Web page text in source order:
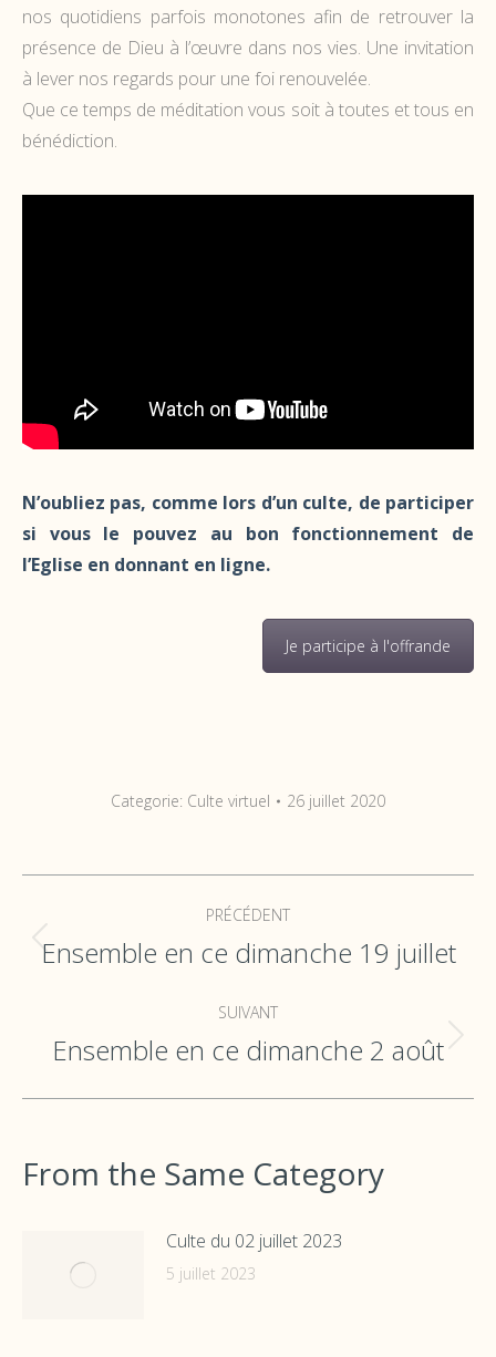
nos quotidiens parfois monotones afin de retrouver la
présence de Dieu à l’œuvre dans nos vies. Une invitation
à lever nos regards pour une foi renouvelée.
Que ce temps de méditation vous soit à toutes et tous en
bénédiction.
N’oubliez pas, comme lors d’un culte, de participer
si vous le pouvez au bon fonctionnement de
l’Eglise en donnant en ligne.
Je participe à l'offrande
Categorie: Culte virtuel 26 juillet 2020
de
commentaire
PRÉCÉDENT
Onglet
Ensemble en ce dimanche 19 juillet
SUIVANT
Onglet
Ensemble en ce dimanche 2 août
From the Same Category
Culte du 02 juillet 2023
5 juillet 2023